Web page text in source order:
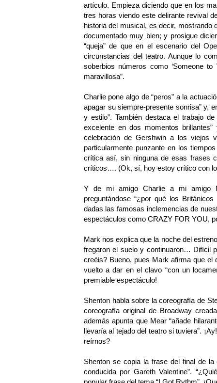
artículo. Empieza diciendo que en los
tres horas viendo este delirante revival
historia del musical, es decir, mostrando
documentado muy bien; y prosigue
“queja” de que en el escenario del
circunstancias del teatro. Aunque lo
soberbios números como ‘Someone
maravillosa”.
Charlie pone algo de “peros” a la
apagar su siempre-presente sonrisa” y,
y estilo”. También destaca el trabajo
excelente en dos momentos
celebración de Gershwin a los viejos
particularmente punzante en los
crítica así, sin ninguna de esas frases
críticos…. (Ok, sí, hoy estoy crítico con
Y de mi amigo Charlie a mi amigo
preguntándose “¿por qué los
dadas las famosas inclemencias de
espectáculos como CRAZY FOR YOU,
Mark nos explica que la noche del
fregaron el suelo y continuaron… Difícil
creéis? Bueno, pues Mark afirma que el
vuelto a dar en el clavo “con un
premiable espectáculo!
Shenton habla sobre la coreografía de
coreografía original de Broadway
además apunta que Mear “añade
llevaría al tejado del teatro si tuviera”.
reírnos?
Shenton se copia la frase del final de
conducida por Gareth Valentine”.